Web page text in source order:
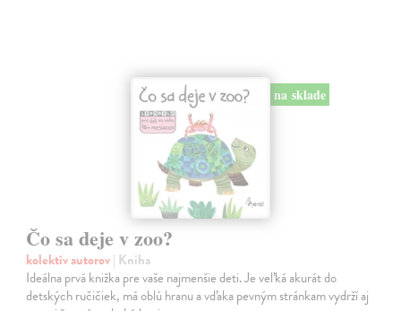
na sklade
Čo sa deje v zoo?
kolektív autorov| Kniha
Ideálna prvá knižka pre vaše najmenšie deti. Je veľká akurát do
detských ručičiek, má oblú hranu a vďaka pevným stránkam vydrží aj